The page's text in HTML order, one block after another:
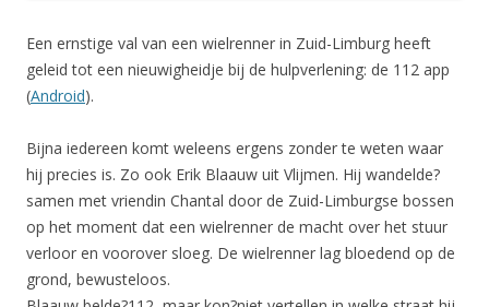
Een ernstige val van een wielrenner in Zuid-Limburg heeft
geleid tot een nieuwigheidje bij de hulpverlening: de 112 app
(Android).
Bijna iedereen komt weleens ergens zonder te weten waar
hij precies is. Zo ook Erik Blaauw uit Vlijmen. Hij wandelde?
samen met vriendin Chantal door de Zuid-Limburgse bossen
op het moment dat een wielrenner de macht over het stuur
verloor en voorover sloeg. De wielrenner lag bloedend op de
grond, bewusteloos.